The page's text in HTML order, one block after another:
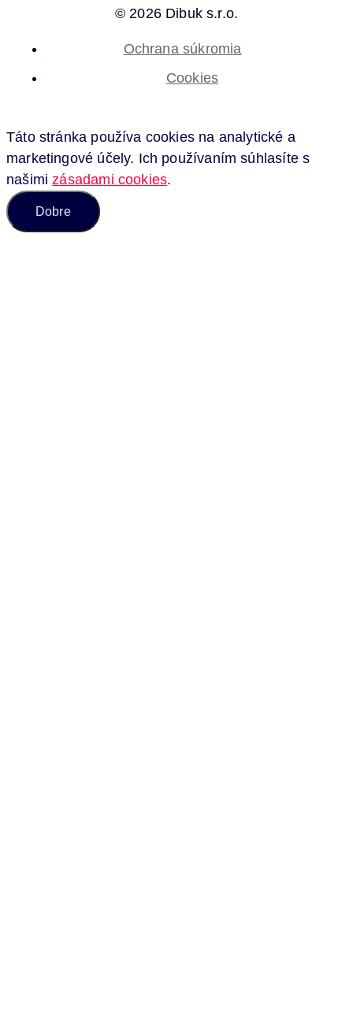
© 2026 Dibuk s.r.o.
Ochrana súkromia
Cookies
Táto stránka používa cookies na analytické a
marketingové účely. Ich používaním súhlasíte s
našimizásadami cookies.
Dobre